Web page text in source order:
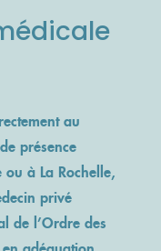
au
présence
à La Rochelle,
privé
de l’Ordre des